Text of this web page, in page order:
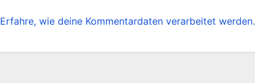
Erfahre, wie deine Kommentardaten verarbeitet werden.